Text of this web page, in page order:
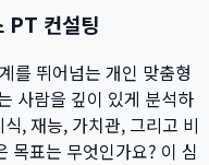
PT 컨설팅
를 뛰어넘는 개인 맞춤형
사람을 깊이 있게 분석하
, 재능, 가치관, 그리고 비
목표는 무엇인가요? 이 심